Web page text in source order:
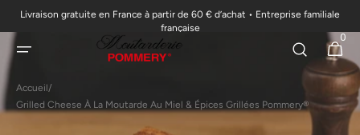
passer au
contenu
Livraison gratuite en France à partir de 60 € d’achat • Entreprise familiale
française
Panier
0
0 article
Accueil/
Grilled Cheese À La Moutarde Au Miel & Épices Grillées Pommery®